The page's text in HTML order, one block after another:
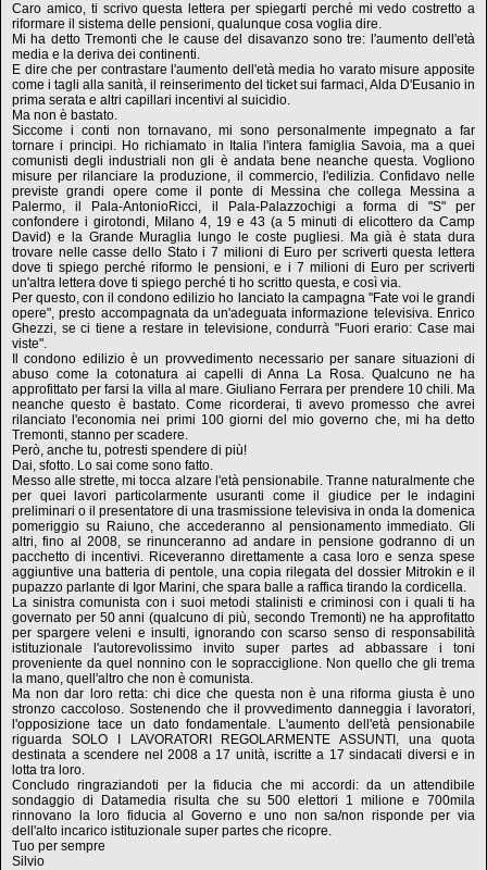
Caro amico, ti scrivo questa lettera per spiegarti perché mi vedo costretto a
riformare il sistema delle pensioni, qualunque cosa voglia dire.
Mi ha detto Tremonti che le cause del disavanzo sono tre: l'aumento dell'età
media e la deriva dei continenti.
E dire che per contrastare l'aumento dell'età media ho varato misure apposite
come i tagli alla sanità, il reinserimento del ticket sui farmaci, Alda D'Eusanio in
prima serata e altri capillari incentivi al suicidio.
Ma non è bastato.
Siccome i conti non tornavano, mi sono personalmente impegnato a far
tornare i principi. Ho richiamato in Italia l'intera famiglia Savoia, ma a quei
comunisti degli industriali non gli è andata bene neanche questa. Vogliono
misure per rilanciare la produzione, il commercio, l'edilizia. Confidavo nelle
previste grandi opere come il ponte di Messina che collega Messina a
Palermo, il Pala-AntonioRicci, il Pala-Palazzochigi a forma di "S" per
confondere i girotondi, Milano 4, 19 e 43 (a 5 minuti di elicottero da Camp
David) e la Grande Muraglia lungo le coste pugliesi. Ma già è stata dura
trovare nelle casse dello Stato i 7 milioni di Euro per scriverti questa lettera
dove ti spiego perché riformo le pensioni, e i 7 milioni di Euro per scriverti
un'altra lettera dove ti spiego perché ti ho scritto questa, e così via.
Per questo, con il condono edilizio ho lanciato la campagna "Fate voi le grandi
opere", presto accompagnata da un'adeguata informazione televisiva. Enrico
Ghezzi, se ci tiene a restare in televisione, condurrà "Fuori erario: Case mai
viste".
Il condono edilizio è un provvedimento necessario per sanare situazioni di
abuso come la cotonatura ai capelli di Anna La Rosa. Qualcuno ne ha
approfittato per farsi la villa al mare. Giuliano Ferrara per prendere 10 chili. Ma
neanche questo è bastato. Come ricorderai, ti avevo promesso che avrei
rilanciato l'economia nei primi 100 giorni del mio governo che, mi ha detto
Tremonti, stanno per scadere.
Però, anche tu, potresti spendere di più!
Dai, sfotto. Lo sai come sono fatto.
Messo alle strette, mi tocca alzare l'età pensionabile. Tranne naturalmente che
per quei lavori particolarmente usuranti come il giudice per le indagini
preliminari o il presentatore di una trasmissione televisiva in onda la domenica
pomeriggio su Raiuno, che accederanno al pensionamento immediato. Gli
altri, fino al 2008, se rinunceranno ad andare in pensione godranno di un
pacchetto di incentivi. Riceveranno direttamente a casa loro e senza spese
aggiuntive una batteria di pentole, una copia rilegata del dossier Mitrokin e il
pupazzo parlante di Igor Marini, che spara balle a raffica tirando la cordicella.
La sinistra comunista con i suoi metodi stalinisti e criminosi con i quali ti ha
governato per 50 anni (qualcuno di più, secondo Tremonti) ne ha approfitatto
per spargere veleni e insulti, ignorando con scarso senso di responsabilità
istituzionale l'autorevolissimo invito super partes ad abbassare i toni
proveniente da quel nonnino con le sopracciglione. Non quello che gli trema
la mano, quell'altro che non è comunista.
Ma non dar loro retta: chi dice che questa non è una riforma giusta è uno
stronzo caccoloso. Sostenendo che il provvedimento danneggia i lavoratori,
l'opposizione tace un dato fondamentale. L'aumento dell'età pensionabile
riguarda SOLO I LAVORATORI REGOLARMENTE ASSUNTI, una quota
destinata a scendere nel 2008 a 17 unità, iscritte a 17 sindacati diversi e in
lotta tra loro.
Concludo ringraziandoti per la fiducia che mi accordi: da un attendibile
sondaggio di Datamedia risulta che su 500 elettori 1 milione e 700mila
rinnovano la loro fiducia al Governo e uno non sa/non risponde per via
dell'alto incarico istituzionale super partes che ricopre.
Tuo per sempre
Silvio